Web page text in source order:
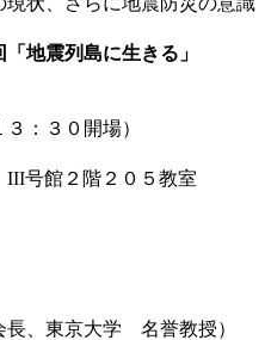
地震列島に生きる」
：３０開場）
号館２階２０５教室
、東京大学 名誉教授）